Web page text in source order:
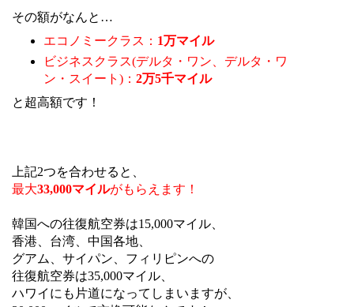
その額がなんと…
エコノミークラス： 1万マイル
ビジネスクラス(デルタ・ワン、デルタ・ワ
ン・スイート)： 2万5千マイル
と超高額です！
上記2つを合わせると、
最大33,000マイルがもらえます！
韓国への往復航空券は15,000マイル、
香港、台湾、中国各地、
グアム、サイパン、フィリピンへの
往復航空券は35,000マイル、
ハワイにも片道になってしまいますが、